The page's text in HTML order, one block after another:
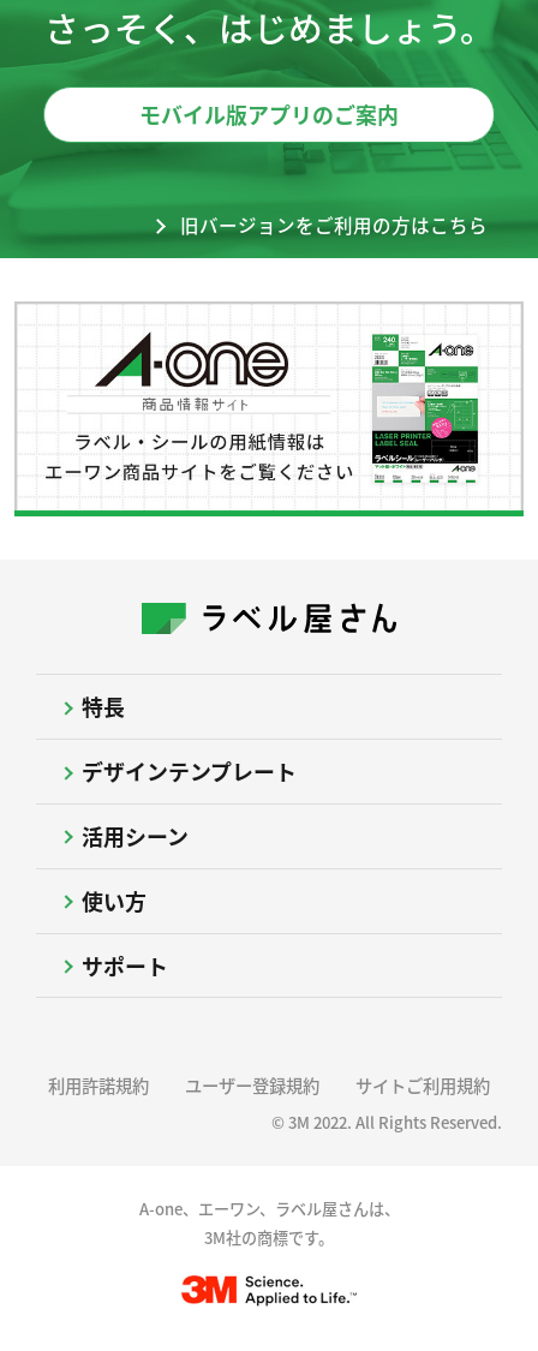
さっそく、はじめましょう。
モバイル版アプリのご案内
旧バージョンをご利用の方はこちら
特長
デザインテンプレート
活用シーン
使い方
サポート
利用許諾規約 ユーザー登録規約 サイトご利用規約
© 3M 2022. All Rights Reserved.
A-one、エーワン、ラベル屋さんは、
3M社の商標です。